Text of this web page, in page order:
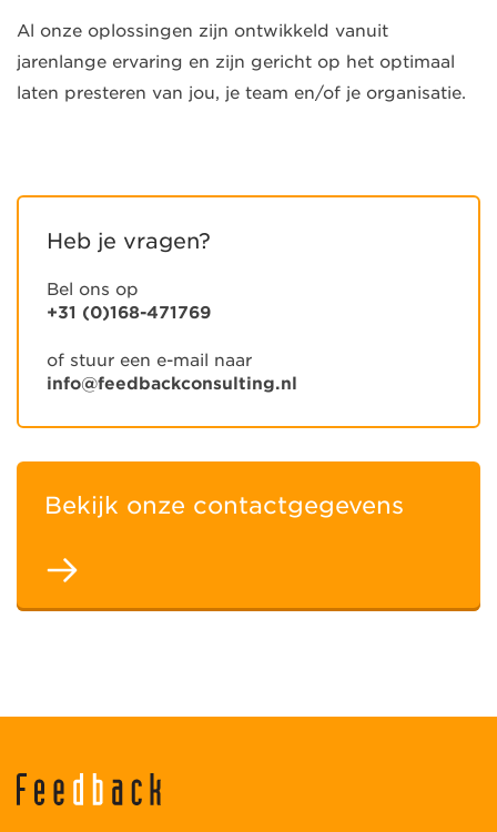
Al onze oplossingen zijn ontwikkeld vanuit
jarenlange ervaring en zijn gericht op het optimaal
laten presteren van jou, je team en/of je organisatie.
Heb je vragen?
Bel ons op
+31 (0)168-471769
of stuur een e-mail naar
info@feedbackconsulting.nl
Bekijk onze contactgegevens